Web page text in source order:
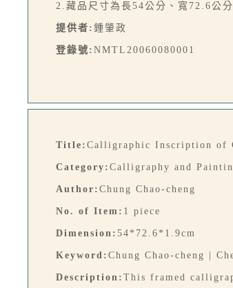
2.藏品尺寸為長54公分、寬72.6公
提供者: 鍾肇政
登錄號: NMTL20060080001
Title: Calligraphic Inscription of
Category: Calligraphy and
Author: Chung Chao-cheng
No. of Item: 1 piece
Dimension: 54*72.6*1.9cm
Keyword: Chung Chao-cheng |
Description: This framed